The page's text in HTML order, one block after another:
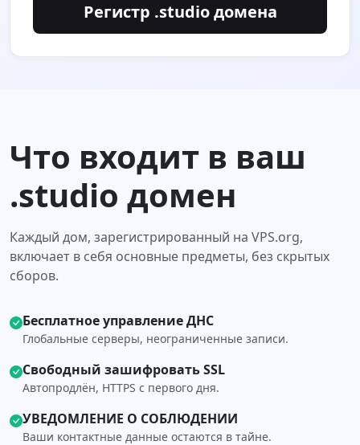
Регистр .studio домена
Что входит в ваш
.studio домен
Каждый дом, зарегистрированный на VPS.org,
включает в себя основные предметы, без скрытых
сборов.
Бесплатное управление ДНС
Глобальные серверы, неограниченные записи.
Свободный зашифровать SSL
Автопродлён, HTTPS с первого дня.
УВЕДОМЛЕНИЕ О СОБЛЮДЕНИИ
Ваши контактные данные остаются в тайне.